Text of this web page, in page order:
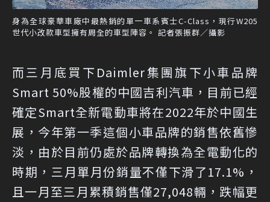
身為全球豪華車廠中最熱銷的單一車系賓士C-Class，現行W205
世代小改款車型擁有周全的車型陣容。 記者張振群／攝影
而三月底買下Daimler集團旗下小車品牌
Smart 50%股權的中國吉利汽車，目前已經
確定Smart全新電動車將在2022年於中國生
展，今年第一季這個小車品牌的銷售依舊慘
淡，由於目前仍處於品牌轉換為全電動化的
時期，三月單月份銷量不僅下滑了17.1%，
且一月至三月累積銷售僅27,048輛，跌幅更